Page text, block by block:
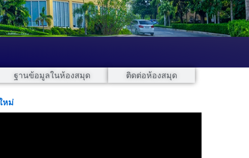
ฐานข้อมูลในห้องสมุด ติดต่อห้องสมุด
หม่